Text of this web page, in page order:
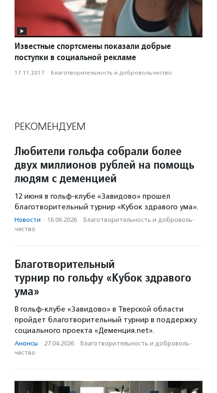
Известные спортсмены показали добрые
поступки в социальной рекламе
17.11.2017 · Благотвори­тель­ность и доброволь­чест­во
РЕКОМЕНДУЕМ
Любители гольфа собрали более
двух миллионов рублей на помощь
людям с деменцией
12 июня в гольф-клубе «Завидово» прошел
благотворительный турнир «Кубок здравого ума».
Новости · 16.06.2026 · Благотвори­тель­ность и доброволь­
чест­во
Благотворительный
турнир по гольфу «Кубок здравого
ума»
В гольф-клубе «Завидово» в Тверской области
пройдет благотворительный турнир в поддержку
социального проекта «Деменция.net».
Анонсы · 27.04.2026 · Благотвори­тель­ность и доброволь­
чест­во